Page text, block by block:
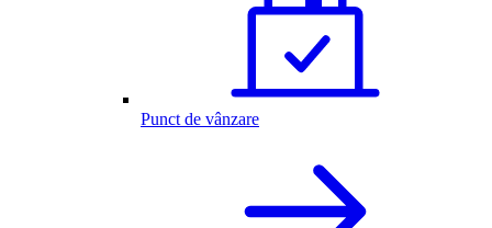
Punct de vânzare